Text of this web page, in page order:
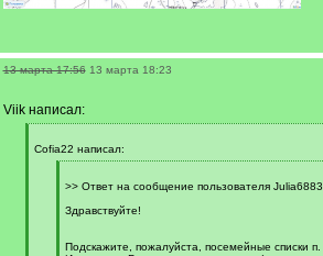
13 марта 17:56 13 марта 18:23
Viik написал:
q
Cofia22 написал:
q
>> Ответ на сообщение пользователя
Здравствуйте!
Подскажите, пожалуйста, посемейные списки